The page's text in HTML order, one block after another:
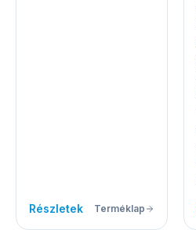
Részletek Terméklap